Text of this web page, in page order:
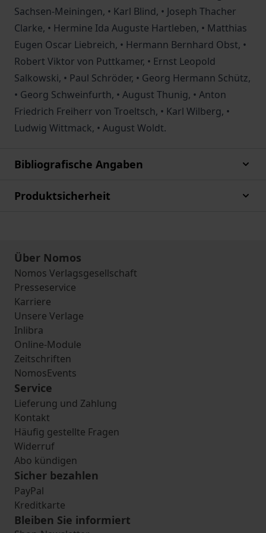
Sachsen-Meiningen, • Karl Blind, • Joseph Thacher
Clarke, • Hermine Ida Auguste Hartleben, • Matthias
Eugen Oscar Liebreich, • Hermann Bernhard Obst, •
Robert Viktor von Puttkamer, • Ernst Leopold
Salkowski, • Paul Schröder, • Georg Hermann Schütz,
• Georg Schweinfurth, • August Thunig, • Anton
Friedrich Freiherr von Troeltsch, • Karl Wilberg, •
Ludwig Wittmack, • August Woldt.
Bibliografische Angaben
Produktsicherheit
Über Nomos
Nomos Verlagsgesellschaft
Presseservice
Karriere
Unsere Verlage
Inlibra
Online-Module
Zeitschriften
NomosEvents
Service
Lieferung und Zahlung
Kontakt
Häufig gestellte Fragen
Widerruf
Abo kündigen
Sicher bezahlen
PayPal
Kreditkarte
Bleiben Sie informiert